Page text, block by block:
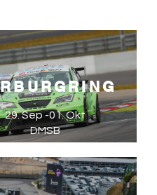
29. Sep -01. Okt
DMSB